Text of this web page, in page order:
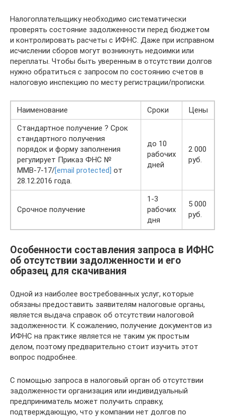
Налогоплательщику необходимо систематически
проверять состояние задолженности перед бюджетом
и контролировать расчеты с ИФНС. Даже при исправном
исчислении сборов могут возникнуть недоимки или
переплаты. Чтобы быть уверенным в отсутствии долгов
нужно обратиться с запросом по состоянию счетов в
налоговую инспекцию по месту регистрации/прописки.
Наименование Сроки
Цены
Стандартное получение ? Срок
стандартного получения
порядок и форму заполнения
регулирует Приказ ФНС №
ММВ-7-17/[email protected] от
28.12.2016 года.
до 10
рабочих
дней
2 000
руб.
Срочное получение
1-3
рабочих
дня
5 000
руб.
Особенности составления запроса в ИФНС
об отсутствии задолженности и его
образец для скачивания
Одной из наиболее востребованных услуг, которые
обязаны предоставить заявителям налоговые органы,
является выдача справок об отсутствии налоговой
задолженности. К сожалению, получение документов из
ИФНС на практике является не таким уж простым
делом, поэтому предварительно стоит изучить этот
вопрос подробнее.
С помощью запроса в налоговый орган об отсутствии
задолженности организация или индивидуальный
предприниматель может получить справку,
подтверждающую, что у компании нет долгов по